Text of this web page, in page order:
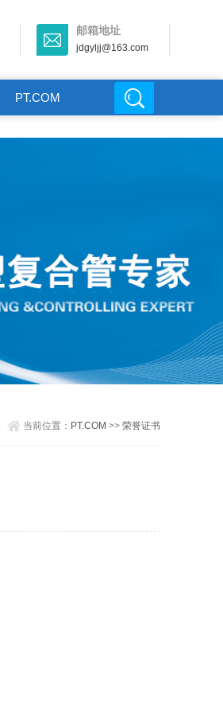
邮箱地址
jdgyljj@163.com
PT.COM
当前位置： PT.COM >> 荣誉证书